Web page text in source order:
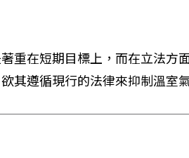
重在短期目標上，而在立法方
其遵循現行的法律來抑制溫室